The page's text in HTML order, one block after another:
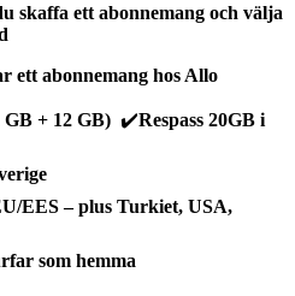
skaffa ett abonnemang och välja
ett abonnemang hos Allo
+ 12 GB) ✔️Respass 20GB i
EES – plus Turkiet, USA,
som hemma